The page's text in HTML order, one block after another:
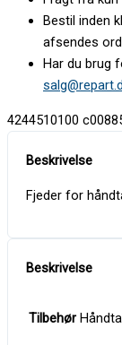
Bestil inden
afsendes
Har du brug
4244510100
Fjeder for
Tilbehør